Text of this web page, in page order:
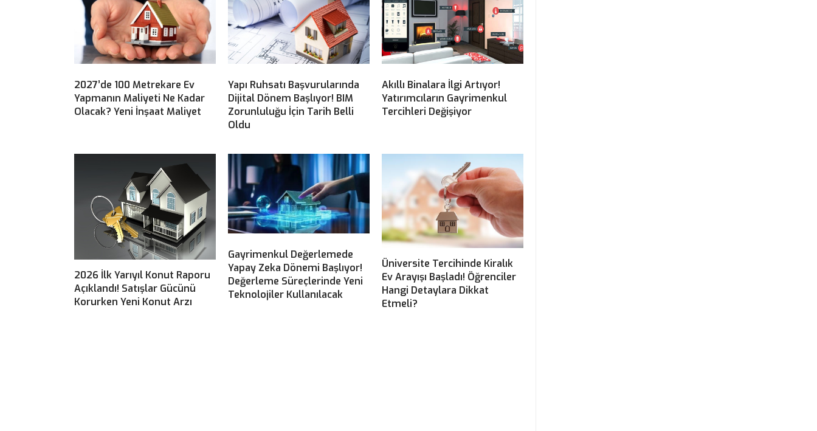
2027’de 100 Metrekare Ev
Yapmanın Maliyeti Ne Kadar
Olacak? Yeni İnşaat Maliyet
Yapı Ruhsatı Başvurularında
Dijital Dönem Başlıyor! BIM
Zorunluluğu İçin Tarih Belli
Oldu
Akıllı Binalara İlgi Artıyor!
Yatırımcıların Gayrimenkul
Tercihleri Değişiyor
2026 İlk Yarıyıl Konut Raporu
Açıklandı! Satışlar Gücünü
Korurken Yeni Konut Arzı
Gayrimenkul Değerlemede
Yapay Zeka Dönemi Başlıyor!
Değerleme Süreçlerinde Yeni
Teknolojiler Kullanılacak
Üniversite Tercihinde Kiralık
Ev Arayışı Başladı! Öğrenciler
Hangi Detaylara Dikkat
Etmeli?